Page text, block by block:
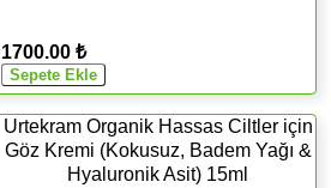
1700.00 ₺
Urtekram Organik Hassas Ciltler için
Göz Kremi (Kokusuz, Badem Yağı &
Hyaluronik Asit) 15ml